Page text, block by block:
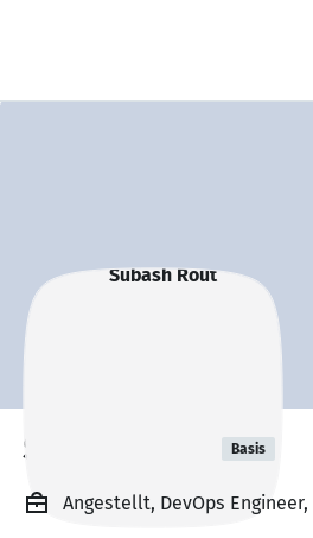
Subash Rout Basis
Angestellt, DevOps